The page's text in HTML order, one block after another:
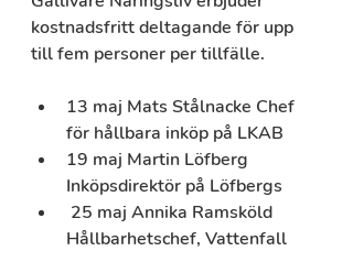
kostnadsfritt deltagande för upp
till fem personer per tillfälle.
13 maj Mats Stålnacke Chef
för hållbara inköp på LKAB
19 maj Martin Löfberg
Inköpsdirektör på Löfbergs
Hållbarhetschef, Vattenfall